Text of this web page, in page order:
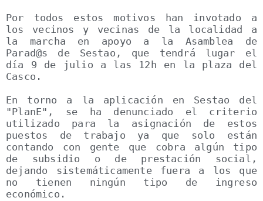
Por todos estos motivos han invotado a
los vecinos y vecinas de la localidad a
la marcha en apoyo a la Asamblea de
Parad@s de Sestao, que tendrá lugar el
día 9 de julio a las 12h en la plaza del
Casco.
En torno a la aplicación en Sestao del
"PlanE", se ha denunciado el criterio
utilizado para la asignación de estos
puestos de trabajo ya que solo están
contando con gente que cobra algún tipo
de subsidio o de prestación social,
dejando sistemáticamente fuera a los que
no tienen ningún tipo de ingreso
económico.